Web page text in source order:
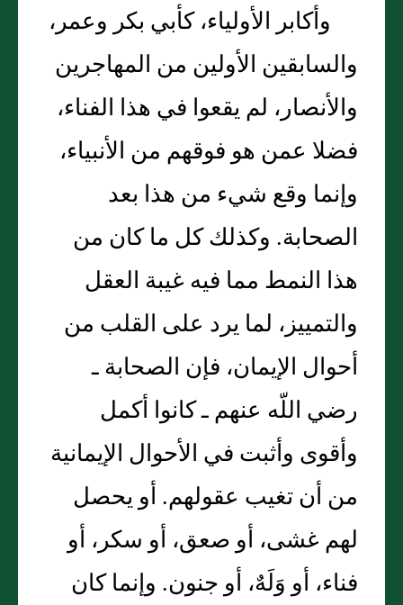
وأكابر الأولياء، كأبي بكر وعمر،
والسابقين الأولين من المهاجرين
والأنصار، لم يقعوا في هذا الفناء،
فضلا عمن هو فوقهم من الأنبياء،
وإنما وقع شيء من هذا بعد
الصحابة‏.‏ وكذلك كل ما كان من
هذا النمط مما فيه غيبة العقل
والتمييز، لما يرد على القلب من
أحوال الإيمان، فإن الصحابة ـ
رضي اللّه عنهم ـ كانوا أكمل
وأقوى وأثبت في الأحوال الإيمانية
من أن تغيب عقولهم‏.‏ أو يحصل
لهم غشى، أو صعق، أو سكر، أو
فناء، أو وَلَهٌ، أو جنون‏.‏ وإنما كان